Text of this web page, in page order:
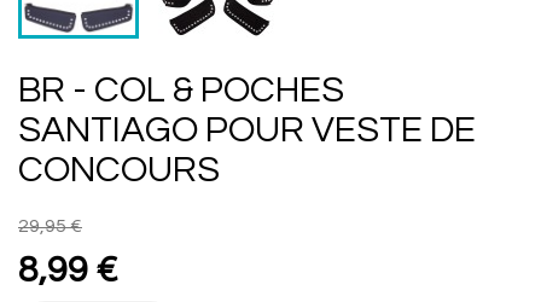
BR - COL & POCHES
SANTIAGO POUR VESTE DE
CONCOURS
29,95 €
8,99 €